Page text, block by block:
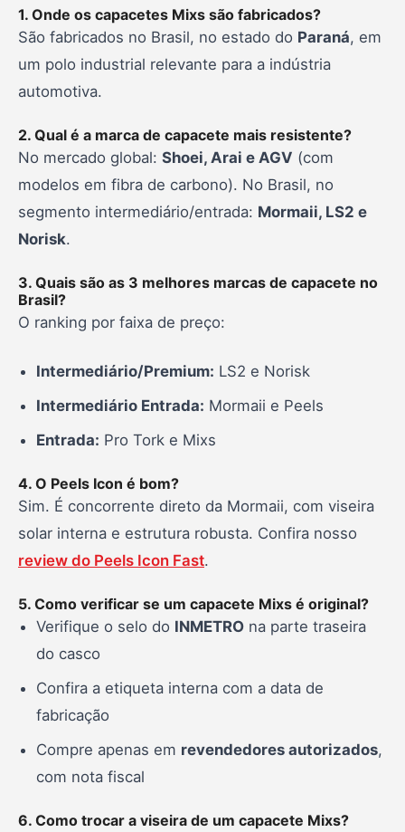
1. Onde os capacetes Mixs são fabricados?
São fabricados no Brasil, no estado do Paraná, em
um polo industrial relevante para a indústria
automotiva.
2. Qual é a marca de capacete mais resistente?
No mercado global: Shoei, Arai e AGV (com
modelos em fibra de carbono). No Brasil, no
segmento intermediário/entrada: Mormaii, LS2 e
Norisk.
3. Quais são as 3 melhores marcas de capacete no
Brasil?
O ranking por faixa de preço:
Intermediário/Premium: LS2 e Norisk
Intermediário Entrada: Mormaii e Peels
Entrada: Pro Tork e Mixs
4. O Peels Icon é bom?
Sim. É concorrente direto da Mormaii, com viseira
solar interna e estrutura robusta. Confira nosso
review do Peels Icon Fast.
5. Como verificar se um capacete Mixs é original?
Verifique o selo do INMETRO na parte traseira
do casco
Confira a etiqueta interna com a data de
fabricação
Compre apenas em revendedores autorizados,
com nota fiscal
6. Como trocar a viseira de um capacete Mixs?